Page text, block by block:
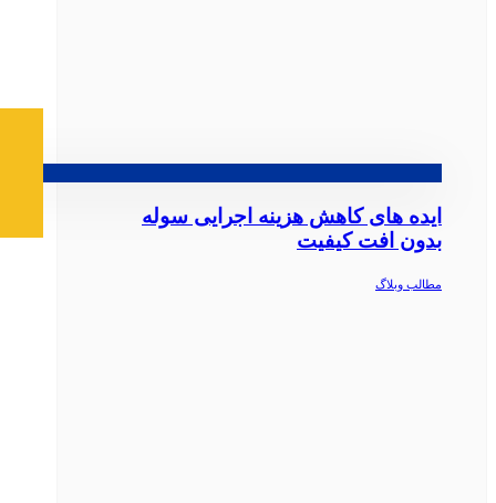
ایده‌ های کاهش هزینه اجرایی سوله
بدون افت کیفیت
مطالب وبلاگ